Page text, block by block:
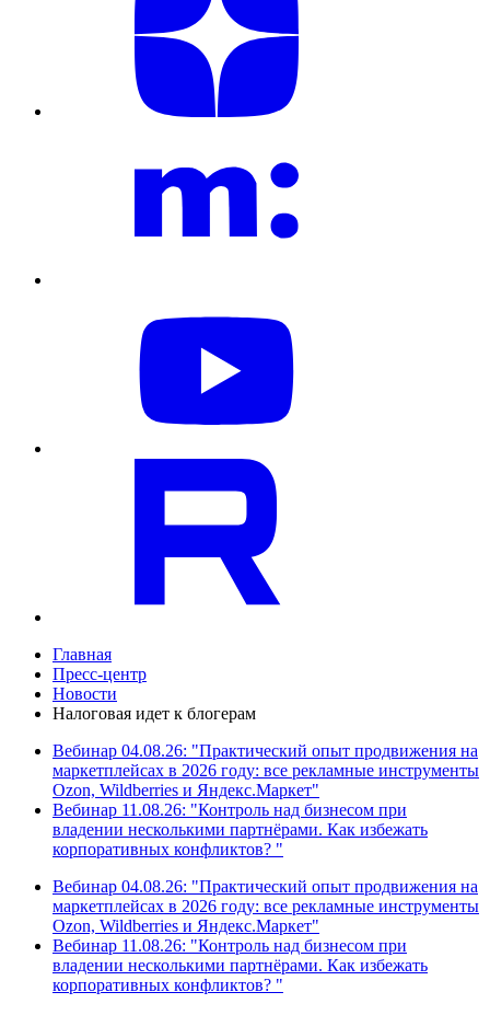
Главная
Пресс-центр
Новости
Налоговая идет к блогерам
Вебинар 04.08.26: "Практический опыт продвижения на
маркетплейсах в 2026 году: все рекламные инструменты
Ozon, Wildberries и Яндекс.Маркет"
Вебинар 11.08.26: "Контроль над бизнесом при
владении несколькими партнёрами. Как избежать
корпоративных конфликтов? "
Вебинар 04.08.26: "Практический опыт продвижения на
маркетплейсах в 2026 году: все рекламные инструменты
Ozon, Wildberries и Яндекс.Маркет"
Вебинар 11.08.26: "Контроль над бизнесом при
владении несколькими партнёрами. Как избежать
корпоративных конфликтов? "